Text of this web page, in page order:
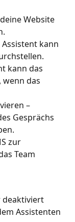
Website
Assistent kann
kann das
wenn das
–
Gesprächs
zur
Team
deaktiviert
Assistenten